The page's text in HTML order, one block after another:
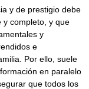
y de prestigio debe
y completo, y que
y
e
Por ello, suele
en paralelo
que todos los